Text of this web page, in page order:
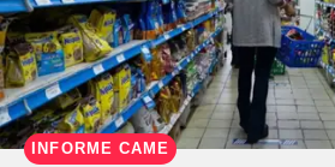
INFORME CAME